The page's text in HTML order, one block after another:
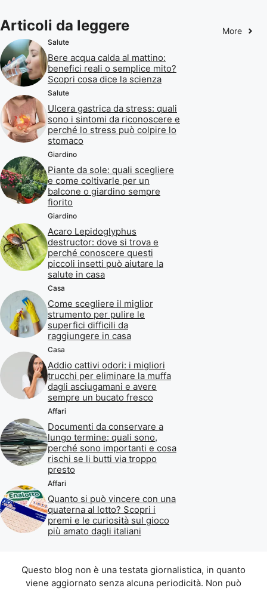
Articoli da leggere More
Salute
Bere acqua calda al mattino:
benefici reali o semplice mito?
Scopri cosa dice la scienza
Salute
Ulcera gastrica da stress: quali
sono i sintomi da riconoscere e
perché lo stress può colpire lo
stomaco
Giardino
Piante da sole: quali scegliere
e come coltivarle per un
balcone o giardino sempre
fiorito
Giardino
Acaro Lepidoglyphus
destructor: dove si trova e
perché conoscere questi
piccoli insetti può aiutare la
salute in casa
Casa
Come scegliere il miglior
strumento per pulire le
superfici difficili da
raggiungere in casa
Casa
Addio cattivi odori: i migliori
trucchi per eliminare la muffa
dagli asciugamani e avere
sempre un bucato fresco
Affari
Documenti da conservare a
lungo termine: quali sono,
perché sono importanti e cosa
rischi se li butti via troppo
presto
Affari
Quanto si può vincere con una
quaterna al lotto? Scopri i
premi e le curiosità sul gioco
più amato dagli italiani
Questo blog non è una testata giornalistica, in quanto
viene aggiornato senza alcuna periodicità. Non può